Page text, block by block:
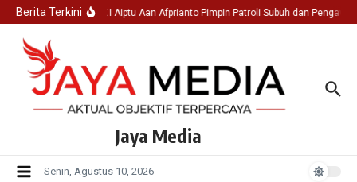
Lewati ke konten
Berita TerkiniKa SPK I Aiptu Aan Afprianto Pimpin Patroli Subuh dan
Jaya Media
Senin, Agustus 10, 2026